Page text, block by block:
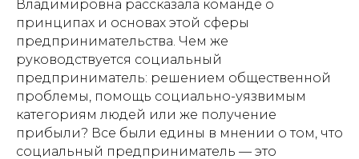
Владимировна рассказала команде о
принципах и основах этой сферы
предпринимательства. Чем же
руководствуется социальный
предприниматель: решением общественной
проблемы, помощь социально-уязвимым
категориям людей или же получение
прибыли? Все были едины в мнении о том, что
социальный предприниматель — это